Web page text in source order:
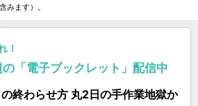
みます）。
！
「電子ブックレット」配信中
終わらせ方 丸2日の手作業地獄か